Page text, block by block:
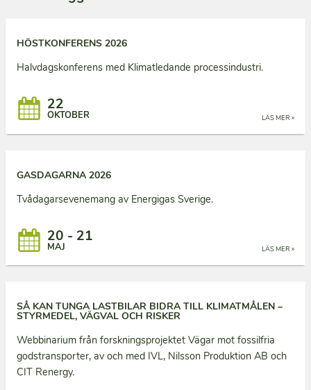
HÖSTKONFERENS 2026
Halvdagskonferens med Klimatledande processindustri.
LÄS MER »
22
OKTOBER
GASDAGARNA 2026
Tvådagarsevenemang av Energigas Sverige.
LÄS MER »
20 - 21
MAJ
SÅ KAN TUNGA LASTBILAR BIDRA TILL KLIMATMÅLEN –
STYRMEDEL, VÄGVAL OCH RISKER
Webbinarium från forskningsprojektet Vägar mot fossilfria
godstransporter, av och med IVL, Nilsson Produktion AB och
CIT Renergy.